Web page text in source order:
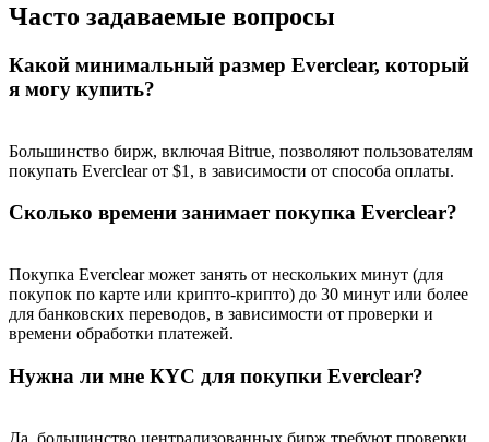
BTC Welcome Rewards
Deposit CASHCAT & Win
Exclusive for BitMart Users
Register & Trade to Win 500,000 USDT
Часто задаваемые вопросы
Какой минимальный размер Everclear, который
я могу купить?
Большинство бирж, включая Bitrue, позволяют пользователям
покупать Everclear от $1, в зависимости от способа оплаты.
Сколько времени занимает покупка Everclear?
Покупка Everclear может занять от нескольких минут (для
покупок по карте или крипто-крипто) до 30 минут или более
для банковских переводов, в зависимости от проверки и
времени обработки платежей.
Нужна ли мне КYC для покупки Everclear?
Да, большинство централизованных бирж требуют проверки